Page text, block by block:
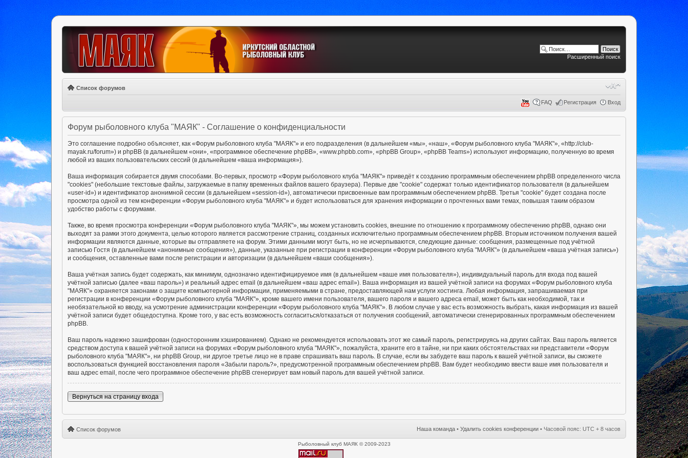
Расширенный поиск
Список форумов
FAQ Регистрация Вход
Форум рыболовного клуба "МАЯК" - Соглашение о конфиденциальности
Это соглашение подробно объясняет, как «Форум рыболовного клуба "МАЯК"» и его подразделения (в дальнейшем «мы», «наш», «Форум рыболовного клуба "МАЯК"», «http://club-
mayak.ru/forum») и phpBB (в дальнейшем «они», «программное обеспечение phpBB», «www.phpbb.com», «phpBB Group», «phpBB Teams») используют информацию, полученную во время
любой из ваших пользовательских сессий (в дальнейшем «ваша информация»).
Ваша информация собирается двумя способами. Во-первых, просмотр «Форум рыболовного клуба "МАЯК"» приведёт к созданию программным обеспечением phpBB определенного числа
"cookies" (небольшие текстовые файлы, загружаемые в папку временных файлов вашего браузера). Первые две "cookie" содержат только идентификатор пользователя (в дальнейшем
«user-id») и идентификатор анонимной сессии (в дальнейшем «session-id»), автоматически присвоенные вам программным обеспечением phpBB. Третья "cookie" будет создана после
просмотра одной из тем конференции «Форум рыболовного клуба "МАЯК"» и будет использоваться для хранения информации о прочтенных вами темах, повышая таким образом
удобство работы с форумами.
Также, во время просмотра конференции «Форум рыболовного клуба "МАЯК"», мы можем установить cookies, внешние по отношению к программному обеспечению phpBB, однако они
выходят за рамки этого документа, целью которого является рассмотрение страниц, созданных исключительно программным обеспечением phpBB. Вторым источником получения вашей
информации являются данные, которые вы отправляете на форум. Этими данными могут быть, но не исчерпываются, следующие данные: сообщения, размещенные под учётной
записью Гостя (в дальнейшем «анонимные сообщения»), данные, указанные при регистрации в конференции «Форум рыболовного клуба "МАЯК"» (в дальнейшем «ваша учётная запись»)
и сообщения, оставленные вами после регистрации и авторизации (в дальнейшем «ваши сообщения»).
Ваша учётная запись будет содержать, как минимум, однозначно идентифицируемое имя (в дальнейшем «ваше имя пользователя»), индивидуальный пароль для входа под вашей
учётной записью (далее «ваш пароль») и реальный адрес email (в дальнейшем «ваш адрес email»). Ваша информация из вашей учётной записи на форумах «Форум рыболовного клуба
"МАЯК"» охраняется законами о защите компьютерной информации, применяемыми в стране, предоставляющей нам услуги хостинга. Любая информация, запрашиваемая при
регистрации в конференции «Форум рыболовного клуба "МАЯК"», кроме вашего имени пользователя, вашего пароля и вашего адреса email, может быть как необходимой, так и
необязательной ко вводу, на усмотрение администрации конференции «Форум рыболовного клуба "МАЯК"». В любом случае у вас есть возможность выбрать, какая информация из вашей
учётной записи будет общедоступна. Кроме того, у вас есть возможность согласиться/отказаться от получения сообщений, автоматически сгенерированных программным обеспечением
phpBB.
Ваш пароль надежно зашифрован (односторонним хэшированием). Однако не рекомендуется использовать этот же самый пароль, регистрируясь на других сайтах. Ваш пароль является
средством доступа к вашей учётной записи на форумах «Форум рыболовного клуба "МАЯК"», пожалуйста, храните его в тайне, ни при каких обстоятельствах ни представители «Форум
рыболовного клуба "МАЯК"», ни phpBB Group, ни другое третье лицо не в праве спрашивать ваш пароль. В случае, если вы забудете ваш пароль к вашей учётной записи, вы сможете
воспользоваться функцией восстановления пароля «Забыли пароль?», предусмотренной программным обеспечением phpBB. Вам будет необходимо ввести ваше имя пользователя и
ваш адрес email, после чего программное обеспечение phpBB сгенерирует вам новый пароль для вашей учётной записи.
Вернуться на страницу входа
Список форумов Наша команда • Удалить cookies конференции • Часовой пояс: UTC + 8 часов
Рыболовный клуб МАЯК © 2009-2023